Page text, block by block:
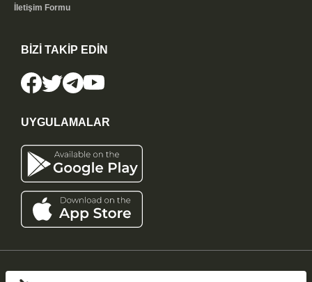
İletişim Formu
BİZİ TAKİP EDİN
UYGULAMALAR
iddaatahmin11.com